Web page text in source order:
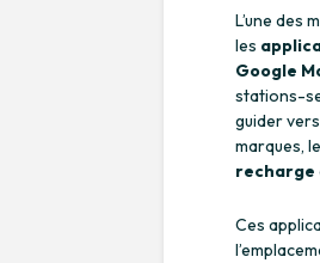
L’une des
les
Google
stations-
guider
marques,
recharge
Ces